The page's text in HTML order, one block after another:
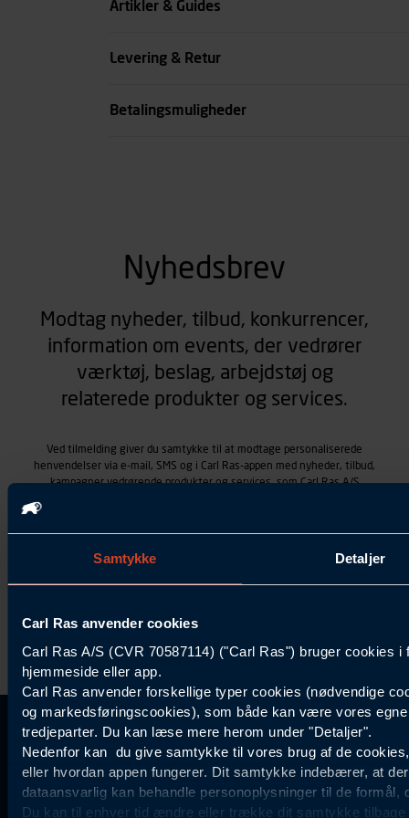
Samtykke Detaljer
Carl Ras anvender cookies
Carl Ras A/S (CVR 70587114) ("Carl Ras") bruger cookies
hjemmeside eller app.
Carl Ras anvender forskellige typer cookies (nødvendige
og markedsføringscookies), som både kan være vores
tredjeparter. Du kan læse mere herom under "Detaljer".
Nedenfor kan du give samtykke til vores brug af de
eller hvordan appen fungerer. Dit samtykke indebærer, at
dataansvarlig kan behandle personoplysninger til de formål,
Du kan til enhver tid ændre eller trække dit samtykke
Artikler & Guides
Levering & Retur
Betalingsmuligheder
Nyhedsbrev
Modtag nyheder, tilbud, konkurrencer,
information om events, der vedrører
værktøj, beslag, arbejdstøj og
relaterede produkter og services.
Ved tilmelding giver du samtykke til at modtage personaliserede
henvendelser via e-mail, SMS og i Carl Ras-appen med nyheder, tilbud,
kampagner vedrørende produkter og services, som Carl Ras A/S
(besøgs- og søgehistorik), samt dine tidligere køb (købshistorik).
behandle ovennævnte personoplysninger. Du kan trække dit
Kontakt Kundeservice
44 85 55
11
Information
Carl Ras Gruppen
Om os
Job og karriere
Kundefordele
Bliv kontokunde
Services
Digitale løsninger
Inspiration
Specialisten
Produktløsninger
Certificeret byggeri